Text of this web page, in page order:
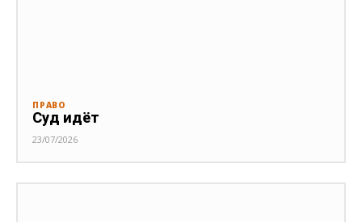
ПРАВО
Суд идёт
23/07/2026